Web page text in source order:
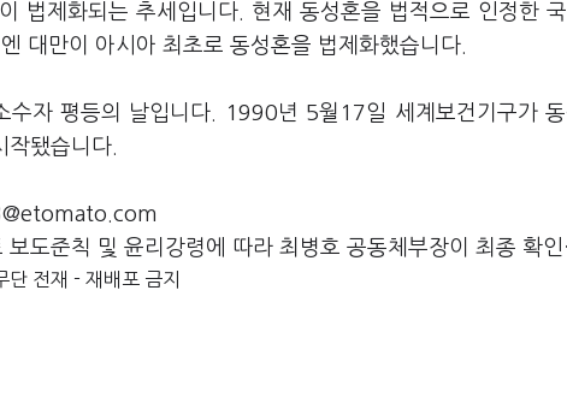
법제화되는 추세입니다. 현재 동성혼을 법적으로 인정한
대만이 아시아 최초로 동성혼을 법제화했습니다.
수자 평등의 날입니다. 1990년 5월17일 세계보건기구가 동
작됐습니다.
도준칙 및 윤리강령에 따라 최병호 공동체부장이 최종 확인
전재 - 재배포 금지